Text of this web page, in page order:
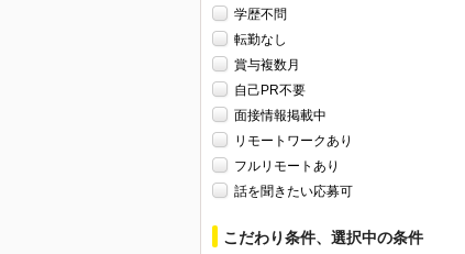
学歴不問
転勤なし
賞与複数月
自己PR不要
面接情報掲載中
リモートワークあり
フルリモートあり
話を聞きたい応募可
こだわり条件、選択中の条件